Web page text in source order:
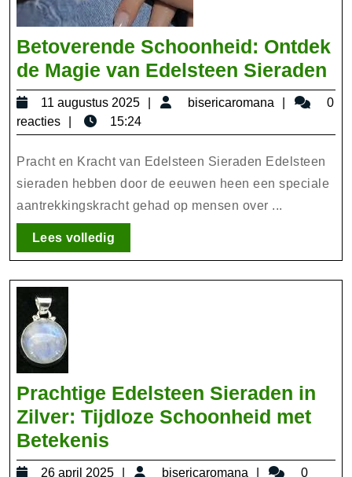
Betoverende Schoonheid: Ontdek
de Magie van Edelsteen Sieraden
de
11 augustus 2025
11
2025
bisericaromana
0
reacties
15:24
Pracht en Kracht van Edelsteen Sieraden Edelsteen
sieraden hebben door de eeuwen heen een speciale
aantrekkingskracht gehad op mensen over ...
Lees volledigLees
volledig
Prachtige Edelsteen Sieraden in
Zilver: Tijdloze Schoonheid met
Betekenis
Edelsteen
26 april 2025 26 bisericaromana bisericaromana
0